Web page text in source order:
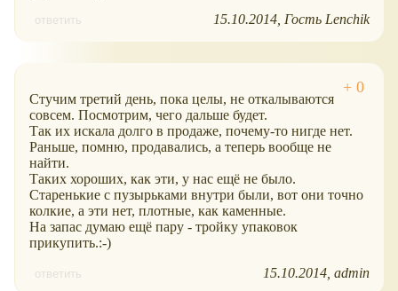
ответить 15.10.2014 Гость Lenchik
Стучим третий день, пока целы, не откалываются
совсем. Посмотрим, чего дальше будет.
Так их искала долго в продаже, почему-то нигде нет.
Раньше, помню, продавались, а теперь вообще не
найти.
Таких хороших, как эти, у нас ещё не было.
Старенькие с пузырьками внутри были, вот они точно
колкие, а эти нет, плотные, как каменные.
На запас думаю ещё пару - тройку упаковок
прикупить.:-)
ответить 15.10.2014 admin